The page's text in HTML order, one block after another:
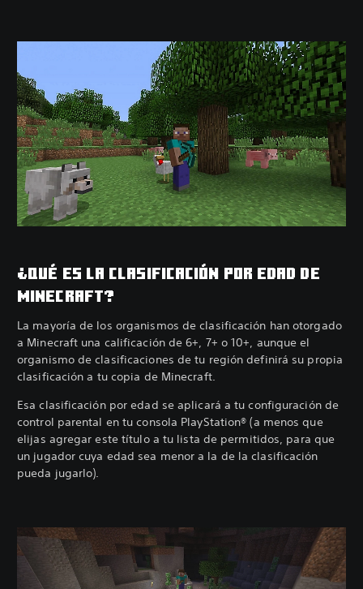
¿QUÉ ES LA CLASIFICACIÓN POR EDAD DE
MINECRAFT?
La mayoría de los organismos de clasificación han otorgado
a Minecraft una calificación de 6+, 7+ o 10+, aunque el
organismo de clasificaciones de tu región definirá su propia
clasificación a tu copia de Minecraft.
Esa clasificación por edad se aplicará a tu configuración de
control parental en tu consola PlayStation® (a menos que
elijas agregar este título a tu lista de permitidos, para que
un jugador cuya edad sea menor a la de la clasificación
pueda jugarlo).